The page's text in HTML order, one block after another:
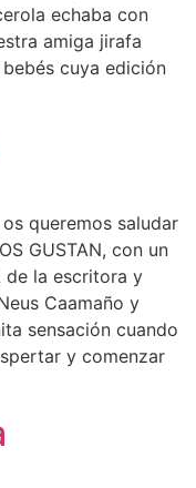
echaba con
amiga jirafa
cuya edición
queremos saludar
GUSTAN, con un
de la escritora y
Caamaño y
sensación cuando
y comenzar